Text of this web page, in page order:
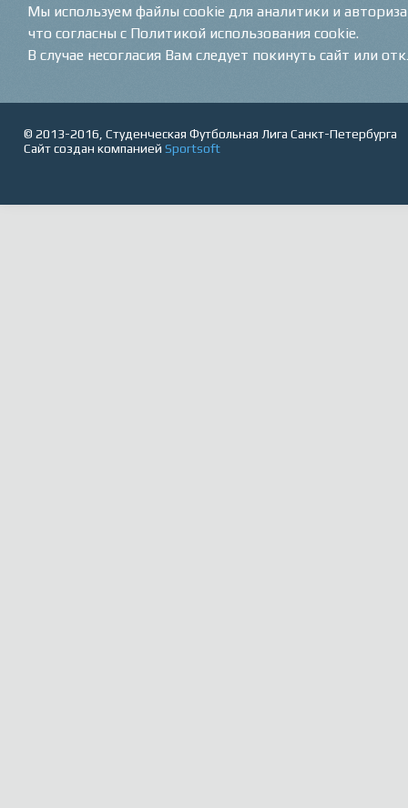
© 2013-2016, Студенческая Футбольная Лига Санкт-Петербурга
Сайт создан компанией Sportsoft
Мы используем файлы cookie для аналитики и
что согласны с Политикой использования cookie.
В случае несогласия Вам следует покинуть сайт или